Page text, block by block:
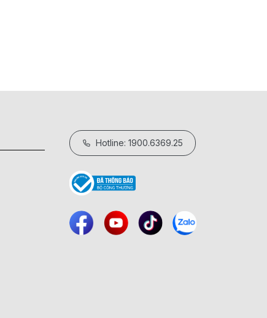
Hotline: 1900.6369.25